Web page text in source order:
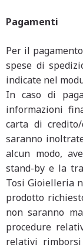
Pagamenti
Per il
spese di
indicate nel
In caso di
informazioni
carta di
saranno
alcun modo,
stand-by e la
Tosi Gioielleria
prodotto
non saranno
procedure
relativi